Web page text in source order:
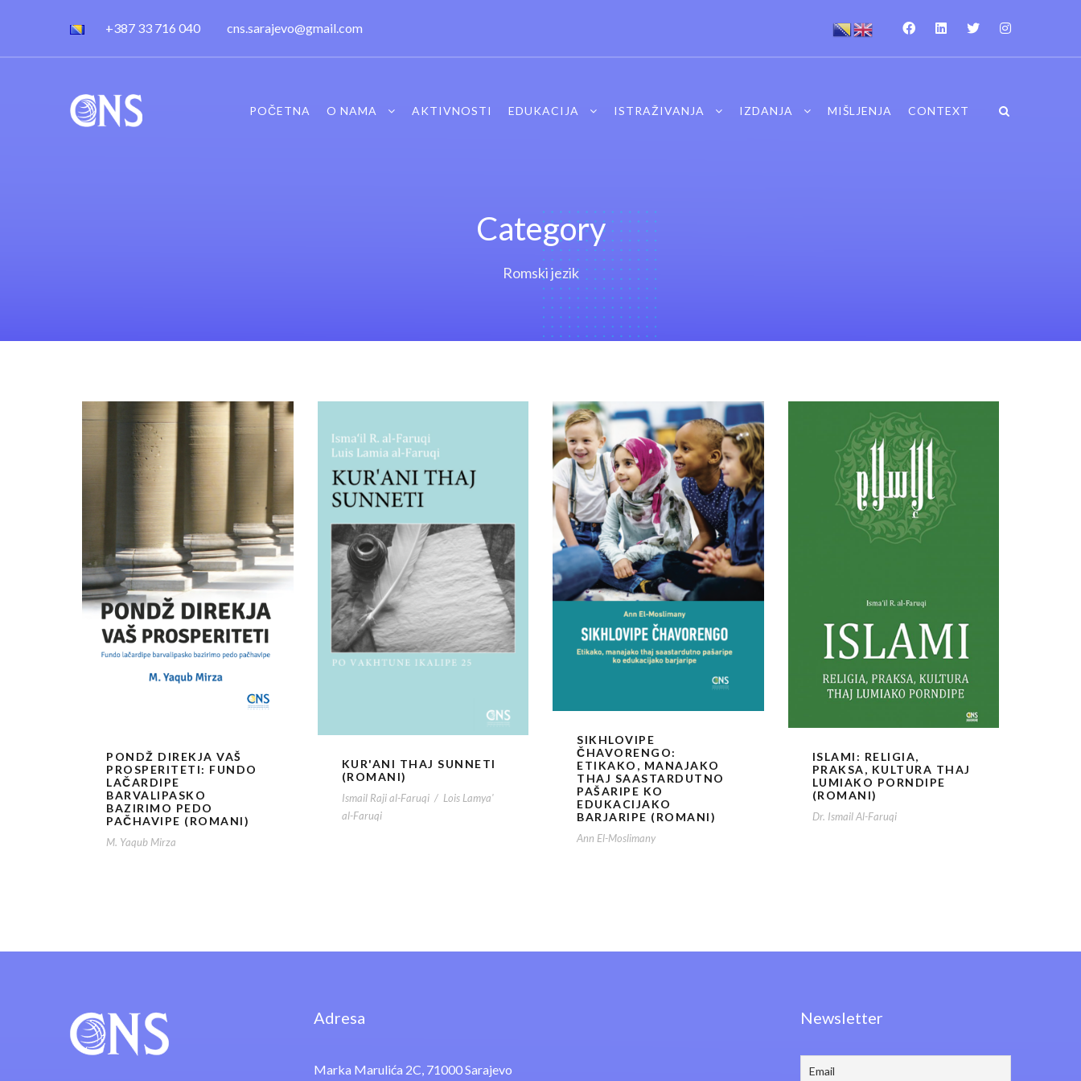
+387 33 716 040 cns.sarajevo@gmail.com
POČETNA O NAMA AKTIVNOSTI EDUKACIJA ISTRAŽIVANJA IZDANJA MIŠLJENJA CONTEXT
Category
Romski jezik
PONDŽ DIREKJA VAŠ
PROSPERITETI: FUNDO
LAČARDIPE
BARVALIPASKO
BAZIRIMO PEDO
PAČHAVIPE (ROMANI)
M. Yaqub Mirza
KUR'ANI THAJ SUNNETI
(ROMANI)
Ismail Raji al-Faruqi / Lois Lamya'
al-Faruqi
SIKHLOVIPE
ČHAVORENGO:
ETIKAKO, MANAJAKO
THAJ SAASTARDUTNO
PAŠARIPE KO
EDUKACIJAKO
BARJARIPE (ROMANI)
Ann El-Moslimany
ISLAMI: RELIGIA,
PRAKSA, KULTURA THAJ
LUMIAKO PORNDIPE
(ROMANI)
Dr. Ismail Al-Faruqi
Adresa
Marka Marulića 2C, 71000 Sarajevo
Newsletter